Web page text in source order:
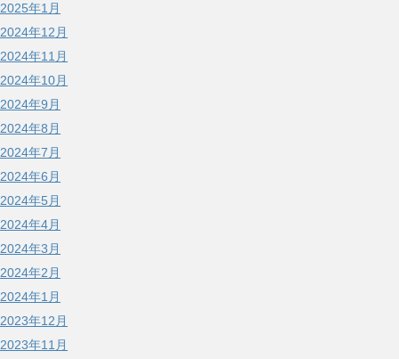
2025年1月
2024年12月
2024年11月
2024年10月
2024年9月
2024年8月
2024年7月
2024年6月
2024年5月
2024年4月
2024年3月
2024年2月
2024年1月
2023年12月
2023年11月